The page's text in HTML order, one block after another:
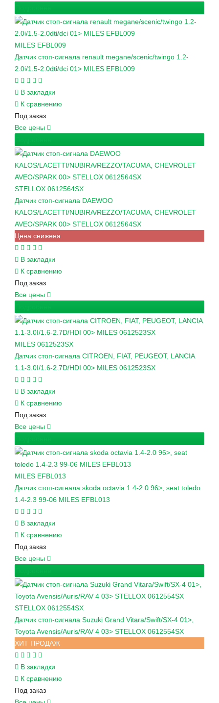
MILES EFBL009
Датчик стоп-сигнала renault megane/scenic/twingo 1.2-
2.0i/1.5-2.0dti/dci 01> MILES EFBL009
В закладки
К сравнению
Под заказ
Все цены
STELLOX 0612564SX
Датчик стоп-сигнала DAEWOO
KALOS/LACETTI/NUBIRA/REZZO/TACUMA, CHEVROLET
AVEO/SPARK 00> STELLOX 0612564SX
Цена снижена
В закладки
К сравнению
Под заказ
Все цены
MILES 0612523SX
Датчик стоп-сигнала CITROEN, FIAT, PEUGEOT, LANCIA
1.1-3.0I/1.6-2.7D/HDI 00> MILES 0612523SX
В закладки
К сравнению
Под заказ
Все цены
MILES EFBL013
Датчик стоп-сигнала skoda octavia 1.4-2.0 96>, seat toledo
1.4-2.3 99-06 MILES EFBL013
В закладки
К сравнению
Под заказ
Все цены
STELLOX 0612554SX
Датчик стоп-сигнала Suzuki Grand Vitara/Swift/SX-4 01>,
Toyota Avensis/Auris/RAV 4 03> STELLOX 0612554SX
ХИТ ПРОДАЖ
В закладки
К сравнению
Под заказ